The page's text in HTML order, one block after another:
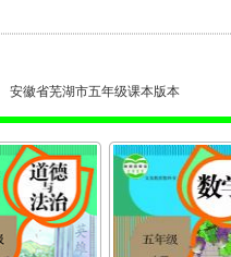
安徽省芜湖市五年级课本版本